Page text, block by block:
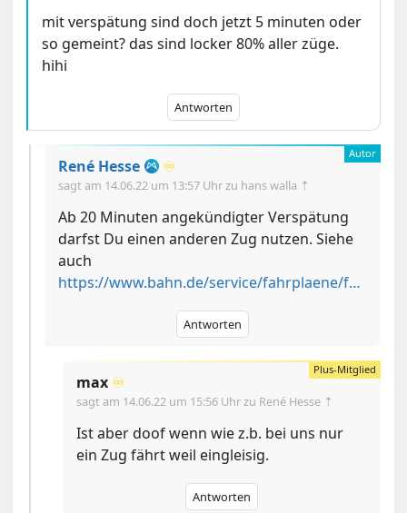
mit verspätung sind doch jetzt 5 minuten oder
so gemeint? das sind locker 80% aller züge.
hihi
Antworten
René Hesse ♾️
sagt am 14.06.22 um 13:57 Uhrzu hans walla ⇡
Ab 20 Minuten angekündigter Verspätung
darfst Du einen anderen Zug nutzen. Siehe
auch
https://www.bahn.de/service/fahrplaene/fahrgastrechte/nationale_regelungen
Antworten
max ♾️
sagt am 14.06.22 um 15:56 Uhrzu René Hesse ⇡
Ist aber doof wenn wie z.b. bei uns nur
ein Zug fährt weil eingleisig.
Antworten